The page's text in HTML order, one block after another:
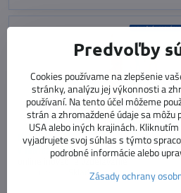
Online inovačné vzdelávanie – Učenie
v inkluzívnom vzdelávaní
online inovačné vzdelávanie
Skladom
Predvoľby
Cookies používame na zlepšenie
stránky, analýzu jej výkonnosti a
používaní. Na tento účel môžeme
strán a zhromaždené údaje sa
USA alebo iných krajinách.
vyjadrujete svoj súhlas s týmto
podrobné informácie alebo
Zásady ochrany